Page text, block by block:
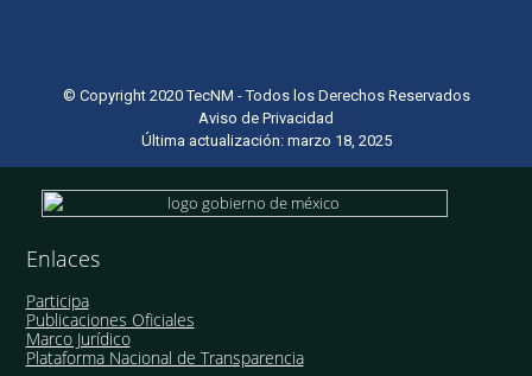
© Copyright 2020 TecNM - Todos los Derechos Reservados
Aviso de Privacidad
Última actualización: marzo 18, 2025
Enlaces
Participa
Publicaciones Oficiales
Marco Jurídico
Plataforma Nacional de Transparencia